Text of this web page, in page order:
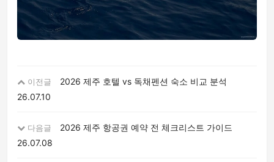
이전글
2026 제주 호텔 vs 독채펜션 숙소 비교 분석
26.07.10
다음글
2026 제주 항공권 예약 전 체크리스트 가이드
26.07.08